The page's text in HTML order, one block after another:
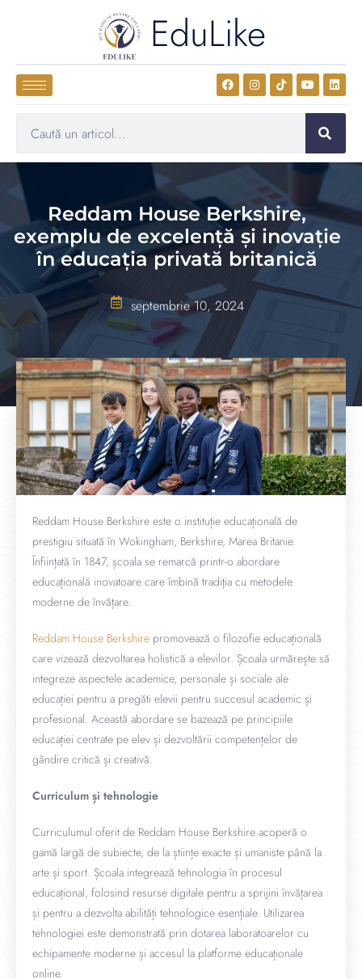
EduLike
Reddam House Berkshire,
exemplu de excelență și inovație
în educația privată britanică
septembrie 10, 2024
Reddam House Berkshire este o instituție educațională de
prestigiu situată în Wokingham, Berkshire, Marea Britanie.
Înființată în 1847, școala se remarcă printr-o abordare
educațională inovatoare care îmbină tradiția cu metodele
moderne de învățare.
Reddam House Berkshire promovează o filozofie educațională
care vizează dezvoltarea holistică a elevilor. Școala urmărește să
integreze aspectele academice, personale și sociale ale
educației pentru a pregăti elevii pentru succesul academic și
profesional. Această abordare se bazează pe principiile
educației centrate pe elev și dezvoltării competențelor de
gândire critică și creativă.
Curriculum și tehnologie
Curriculumul oferit de Reddam House Berkshire acoperă o
gamă largă de subiecte, de la științe exacte și umaniste până la
arte și sport. Școala integrează tehnologia în procesul
educațional, folosind resurse digitale pentru a sprijini învățarea
și pentru a dezvolta abilități tehnologice esențiale. Utilizarea
tehnologiei este demonstrată prin dotarea laboratoarelor cu
echipamente moderne și accesul la platforme educaționale
online.